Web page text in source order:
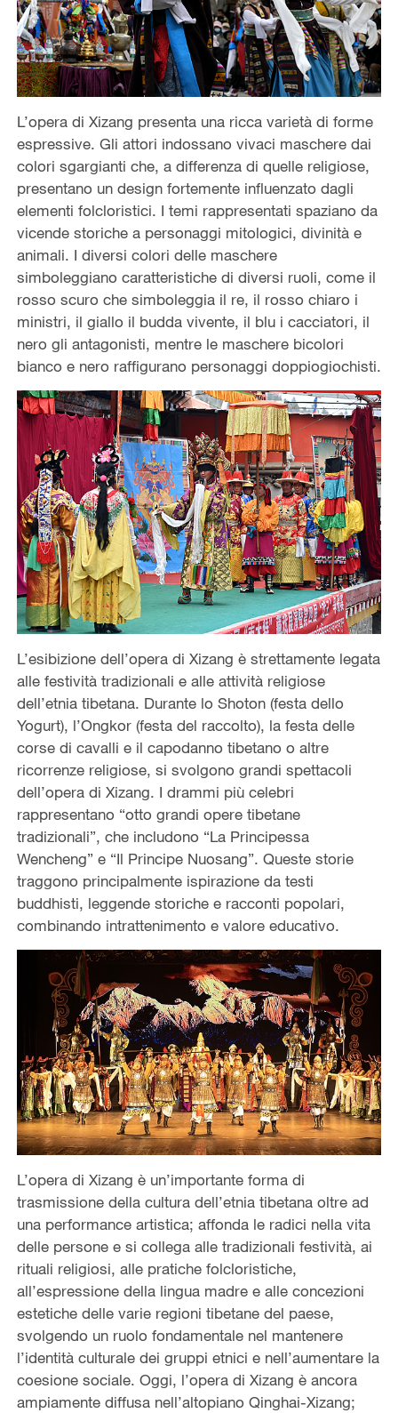
L’opera di Xizang presenta una ricca varietà di forme
espressive. Gli attori indossano vivaci maschere dai
colori sgargianti che, a differenza di quelle religiose,
presentano un design fortemente influenzato dagli
elementi folcloristici. I temi rappresentati spaziano da
vicende storiche a personaggi mitologici, divinità e
animali. I diversi colori delle maschere
simboleggiano caratteristiche di diversi ruoli, come il
rosso scuro che simboleggia il re, il rosso chiaro i
ministri, il giallo il budda vivente, il blu i cacciatori, il
nero gli antagonisti, mentre le maschere bicolori
bianco e nero raffigurano personaggi doppiogiochisti.
L’esibizione dell’opera di Xizang è strettamente legata
alle festività tradizionali e alle attività religiose
dell’etnia tibetana. Durante lo Shoton (festa dello
Yogurt), l’Ongkor (festa del raccolto), la festa delle
corse di cavalli e il capodanno tibetano o altre
ricorrenze religiose, si svolgono grandi spettacoli
dell’opera di Xizang. I drammi più celebri
rappresentano “otto grandi opere tibetane
tradizionali”, che includono “La Principessa
Wencheng” e “Il Principe Nuosang”. Queste storie
traggono principalmente ispirazione da testi
buddhisti, leggende storiche e racconti popolari,
combinando intrattenimento e valore educativo.
L’opera di Xizang è un’importante forma di
trasmissione della cultura dell’etnia tibetana oltre ad
una performance artistica; affonda le radici nella vita
delle persone e si collega alle tradizionali festività, ai
rituali religiosi, alle pratiche folcloristiche,
all’espressione della lingua madre e alle concezioni
estetiche delle varie regioni tibetane del paese,
svolgendo un ruolo fondamentale nel mantenere
l’identità culturale dei gruppi etnici e nell’aumentare la
coesione sociale. Oggi, l’opera di Xizang è ancora
ampiamente diffusa nell’altopiano Qinghai-Xizang;